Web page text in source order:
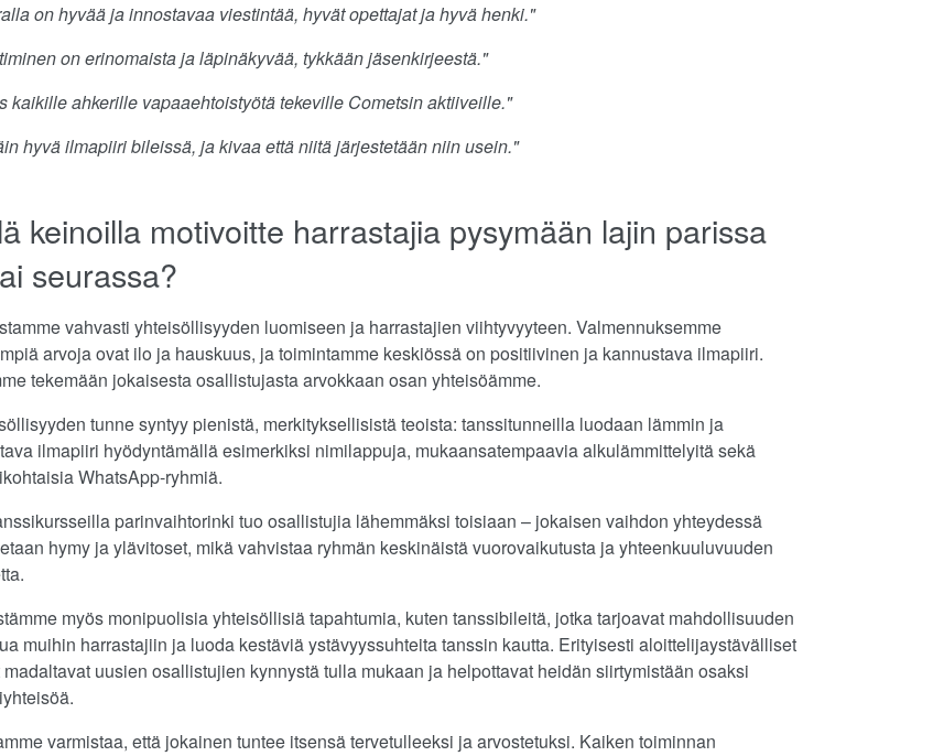
on hyvää ja innostavaa viestintää, hyvät opettajat ja hyvä henki."
on erinomaista ja läpinäkyvää, tykkään jäsenkirjeestä."
kaikille ahkerille vapaaehtoistyötä tekeville Cometsin aktiiveille."
hyvä ilmapiiri bileissä, ja kivaa että niitä järjestetään niin usein."
keinoilla motivoitte harrastajia pysymään lajin parissa
seurassa?
vahvasti yhteisöllisyyden luomiseen ja harrastajien viihtyvyyteen. Valmennuksemme
arvoja ovat ilo ja hauskuus, ja toimintamme keskiössä on positiivinen ja kannustava ilmapiiri.
tekemään jokaisesta osallistujasta arvokkaan osan yhteisöämme.
tunne syntyy pienistä, merkityksellisistä teoista: tanssitunneilla luodaan lämmin ja
ilmapiiri hyödyntämällä esimerkiksi nimilappuja, mukaansatempaavia alkulämmittelyitä sekä
WhatsApp-ryhmiä.
parinvaihtorinki tuo osallistujia lähemmäksi toisiaan – jokaisen vaihdon yhteydessä
hymy ja ylävitoset, mikä vahvistaa ryhmän keskinäistä vuorovaikutusta ja yhteenkuuluvuuden
myös monipuolisia yhteisöllisiä tapahtumia, kuten tanssibileitä, jotka tarjoavat mahdollisuuden
muihin harrastajiin ja luoda kestäviä ystävyyssuhteita tanssin kautta. Erityisesti aloittelijaystävälliset
uusien osallistujien kynnystä tulla mukaan ja helpottavat heidän siirtymistään osaksi
varmistaa, että jokainen tuntee itsensä tervetulleeksi ja arvostetuksi. Kaiken toiminnan